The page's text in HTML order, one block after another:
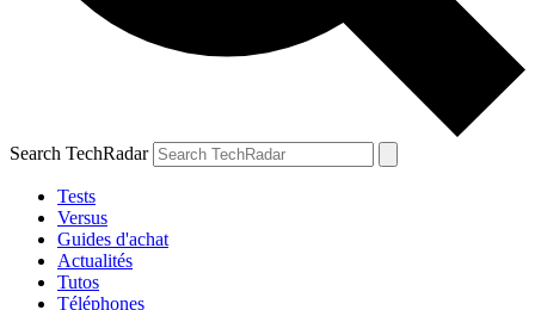
Search TechRadar
Tests
Versus
Guides d'achat
Actualités
Tutos
Téléphones